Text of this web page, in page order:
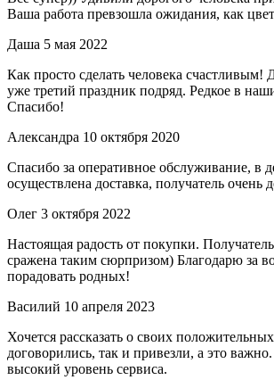
Ваша работа превзошла ожидания, как
Даша 5 мая 2022
Как просто сделать человека счастливым!
уже третий праздник подряд. Редкое в
Спасибо!
Александра 10 октября 2020
Спасибо за оперативное обслуживание, в
осуществлена доставка, получатель очень
Олег 3 октября 2022
Настоящая радость от покупки.
сражена таким сюрпризом) Благодарю за
порадовать родных!
Василий 10 апреля 2023
Хочется рассказать о своих
договорились, так и привезли, а это
высокий уровень сервиса.